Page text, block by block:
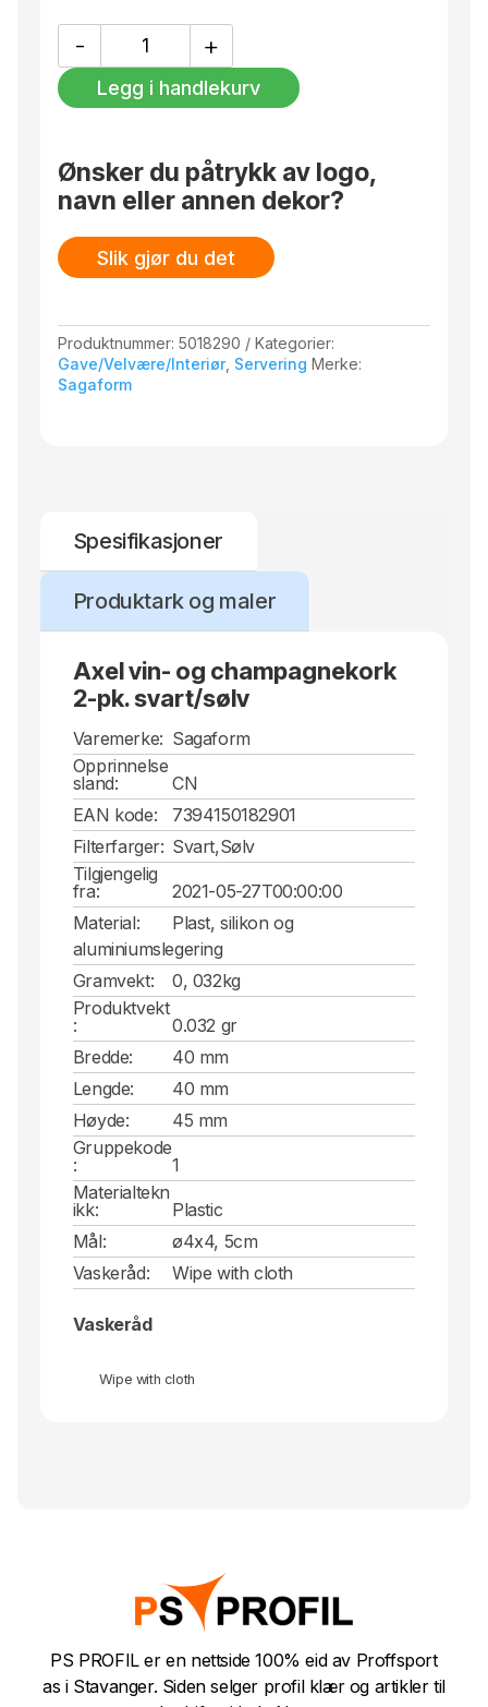
vinflasker, korken med den store plastpluggen
i midten er til champagne.
-
vin-
og
champagnekork
svart/sølv
antall
+
Legg i handlekurv
Ønsker du påtrykk av logo,
navn eller annen dekor?
Slik gjør du det
Produktnummer:5018290
Kategorier:
Gave/Velvære/Interiør, Servering Merke:
Sagaform
Spesifikasjoner
Produktark og maler
Axel vin- og champagnekork
2-pk. svart/sølv
Varemerke: Sagaform
Opprinnelse
sland:
CN
EAN kode:
7394150182901
Filterfarger: Svart,Sølv
Tilgjengelig
fra:
2021-05-27T00:00:00
Material:
Plast, silikon og
aluminiumslegering
Gramvekt:
0, 032kg
Produktvekt
:
0.032 gr
Bredde:
40 mm
Lengde:
40 mm
Høyde:
45 mm
Gruppekode
:
1
Materialtekn
ikk:
Plastic
Mål:
ø4x4, 5cm
Vaskeråd:
Wipe with cloth
Vaskeråd
Wipe with cloth
PS PROFIL er en nettside 100% eid av Proffsport
as i Stavanger. Siden selger profil klær og artikler til